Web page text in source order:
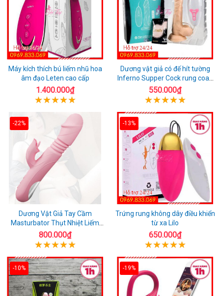
Máy kích thích bú liếm nhũ hoa
âm đạo Leten cao cấp
1.400.000₫
Dương vật giả có đế hít tường
Inferno Supper Cock rung coay
7 chế độ
550.000₫
-22%
Dương Vật Giả Tay Cầm
Masturbator Thụt Nhiệt Liếm
Rung
800.000₫
-13%
Trứng rung không dây điều khiển
từ xa Lilo
650.000₫
-10% -19%